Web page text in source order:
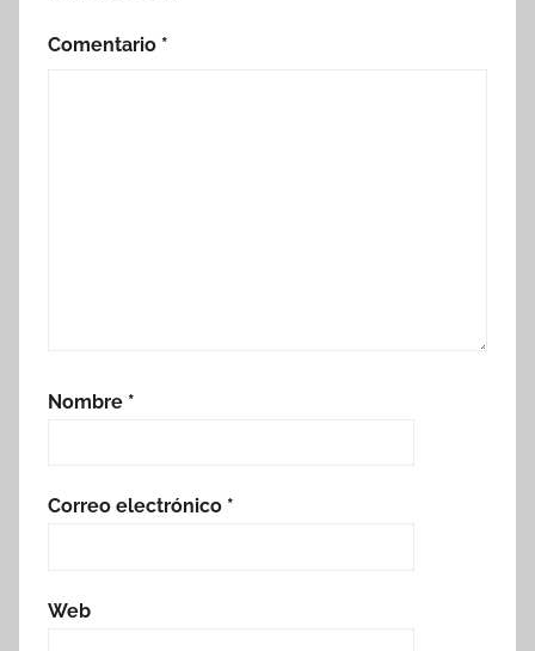
Comentario *
Nombre *
Correo electrónico *
Web